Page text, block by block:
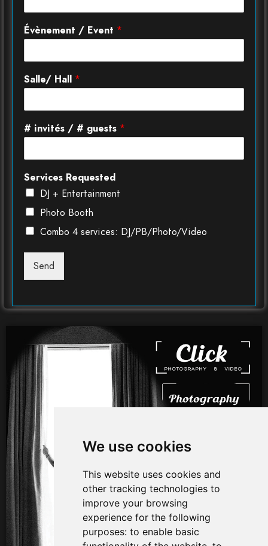
We use cookies
This website uses cookies and
other tracking technologies to
improve your browsing
experience for the following
purposes: to enable basic
Évènement / Event *
Salle/ Hall *
# invités / # guests *
Services Requested
DJ + Entertainment
Photo Booth
Combo 4 services: DJ/PB/Photo/Video
Send